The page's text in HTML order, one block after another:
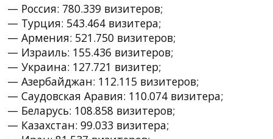
— Россия: 780.339 визитеров;
— Турция: 543.464 визитера;
— Армения: 521.750 визитеров;
— Израиль: 155.436 визитеров;
— Украина: 127.721 визитер;
— Азербайджан: 112.115 визитеров;
— Саудовская Аравия: 110.074 визитера;
— Беларусь: 108.858 визитеров;
— Казахстан: 99.033 визитера;